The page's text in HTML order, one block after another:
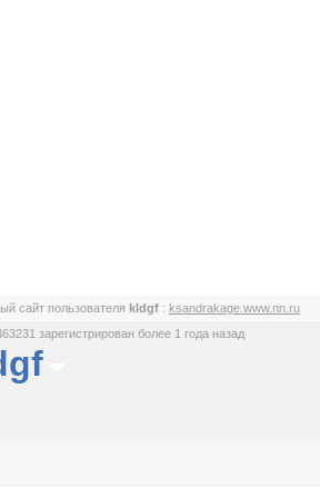
сайт пользователя kldgf : ksandrakage.www.nn.ru
зарегистрирован более 1 года назад